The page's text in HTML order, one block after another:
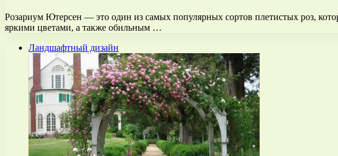
Розариум Ютерсен — это один из самых популярных сортов плетистых роз,
яркими цветами, а также обильным …
Ландшафтный дизайн